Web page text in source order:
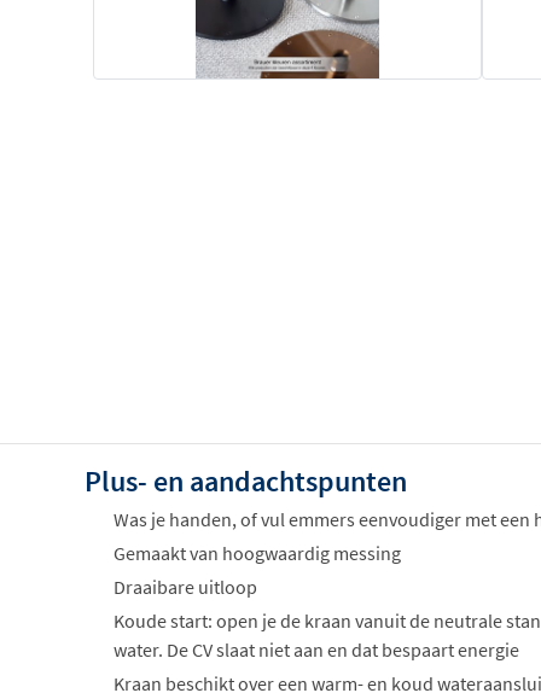
Plus- en aandachtspunten
Was je handen, of vul emmers eenvoudiger met een
Gemaakt van hoogwaardig messing
Draaibare uitloop
Koude start: open je de kraan vanuit de neutrale
water. De CV slaat niet aan en dat bespaart energie
Kraan beschikt over een warm- en koud